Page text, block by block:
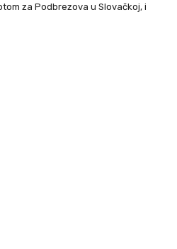
za Podbrezova u Slovačkoj, i